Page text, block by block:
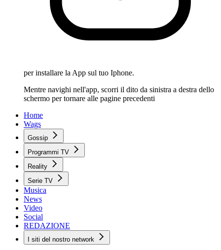
per installare la App sul tuo Iphone.
Mentre navighi nell'app, scorri il dito da sinistra a destra dello
schermo per tornare alle pagine precedenti
Home
Wags
Gossip
Programmi TV
Reality
Serie TV
Musica
News
Video
Social
REDAZIONE
I siti del nostro network